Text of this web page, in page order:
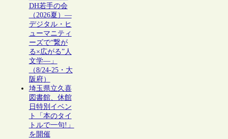
DH若手の会
（2026夏）―
デジタル・ヒ
ューマニティ
ーズで“繋が
る×広がる”人
文学―」
（8/24-25・大
阪府）
埼玉県立久喜
図書館、休館
日特別イベン
ト「本のタイ
トルで一句!」
を開催